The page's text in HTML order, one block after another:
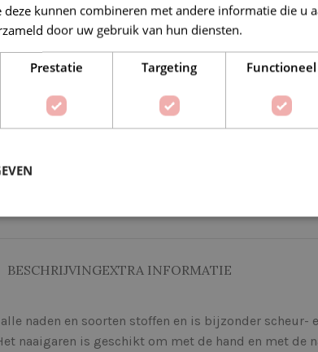
Vóór 16:30 besteld = Zelfde
Veilig online betalen
BESCHRIJVINGEXTRA INFORMATIE
naden en soorten stoffen en is bijzonder scheur-
naaigaren is geschikt om met de hand en met de
deze kunnen combineren met andere informatie die u
door uw gebruik van hun diensten.
Prestatie Targeting Functioneel